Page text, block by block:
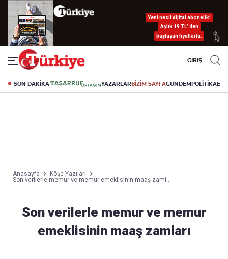
Yeni nesil dijital abonelik!
Aylık 19 TL’ den
başlayan fiyatlarla.
GİRİŞ
SON DAKİKA YAZARLARBİZİM SAYFAGÜNDEMPOLİTİKA
Anasayfa
Köşe Yazıları
Son verilerle memur ve memur emeklisinin maaş zaml...
Son verilerle memur ve memur
emeklisinin maaş zamları